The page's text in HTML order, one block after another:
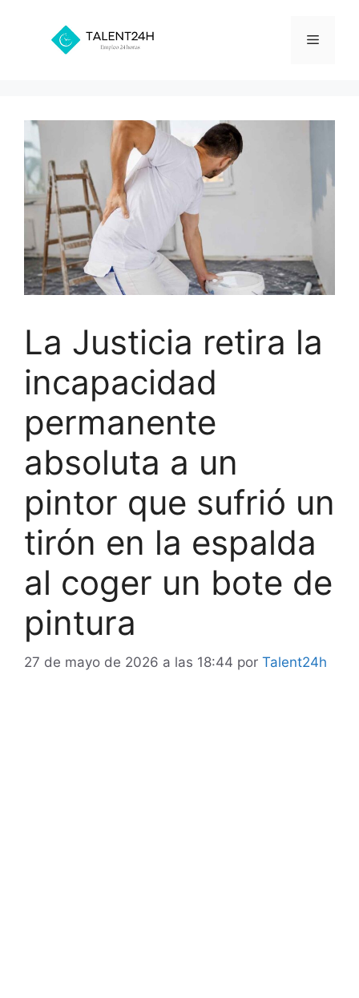
contenido
Menú
La Justicia retira la
incapacidad
permanente
absoluta a un
pintor que sufrió un
tirón en la espalda
al coger un bote de
pintura
27 de mayo de 2026 a las 18:44 por Talent24h